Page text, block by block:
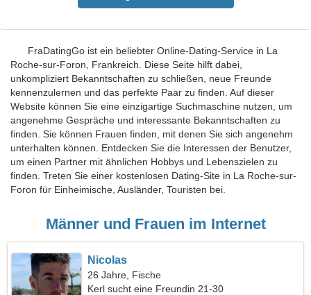
FraDatingGo ist ein beliebter Online-Dating-Service in La
Roche-sur-Foron, Frankreich. Diese Seite hilft dabei,
unkompliziert Bekanntschaften zu schließen, neue Freunde
kennenzulernen und das perfekte Paar zu finden. Auf dieser
Website können Sie eine einzigartige Suchmaschine nutzen, um
angenehme Gespräche und interessante Bekanntschaften zu
finden. Sie können Frauen finden, mit denen Sie sich angenehm
unterhalten können. Entdecken Sie die Interessen der Benutzer,
um einen Partner mit ähnlichen Hobbys und Lebenszielen zu
finden. Treten Sie einer kostenlosen Dating-Site in La Roche-sur-
Foron für Einheimische, Ausländer, Touristen bei.
Männer und Frauen im Internet
Nicolas
26 Jahre, Fische
Kerl sucht eine Freundin 21-30